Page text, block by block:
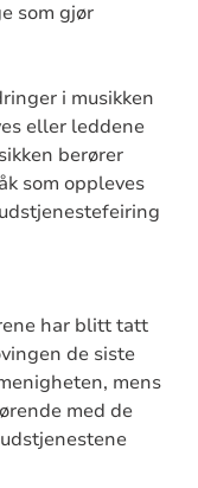
som gjør
i musikken
eller leddene
berører
som oppleves
har blitt tatt
de siste
mens
med de